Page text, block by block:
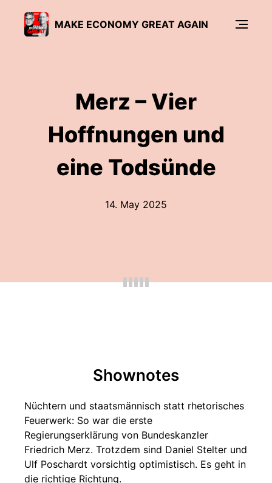
MAKE ECONOMY GREAT AGAIN
Merz – Vier
Hoffnungen und
eine Todsünde
14. May 2025
Shownotes
Nüchtern und staatsmännisch statt rhetorisches
Feuerwerk: So war die erste
Regierungserklärung von Bundeskanzler
Friedrich Merz. Trotzdem sind Daniel Stelter und
Ulf Poschardt vorsichtig optimistisch. Es geht in
die richtige Richtung.